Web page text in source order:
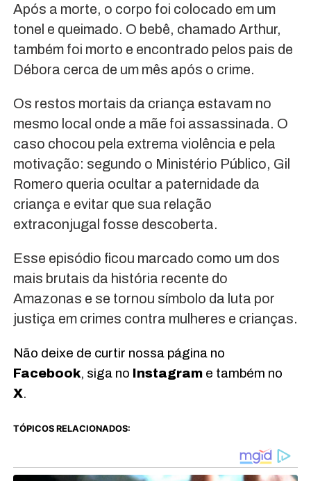
Após a morte, o corpo foi colocado em um
tonel e queimado. O bebê, chamado Arthur,
também foi morto e encontrado pelos pais de
Débora cerca de um mês após o crime.
Os restos mortais da criança estavam no
mesmo local onde a mãe foi assassinada. O
caso chocou pela extrema violência e pela
motivação: segundo o Ministério Público, Gil
Romero queria ocultar a paternidade da
criança e evitar que sua relação
extraconjugal fosse descoberta.
Esse episódio ficou marcado como um dos
mais brutais da história recente do
Amazonas e se tornou símbolo da luta por
justiça em crimes contra mulheres e crianças.
Não deixe de curtir nossa página no
Facebook, siga no Instagrame também no
X.
TÓPICOS RELACIONADOS: